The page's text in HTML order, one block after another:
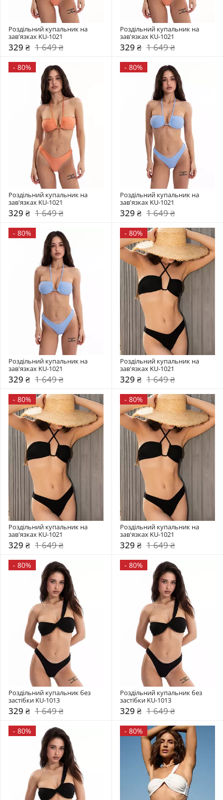
Роздільний купальник на
зав'язках KU-1021
329 ₴ 1 649 ₴
Роздільний купальник на
зав'язках KU-1021
329 ₴ 1 649 ₴
- 80%
Роздільний купальник на
зав'язках KU-1021
329 ₴ 1 649 ₴
- 80%
Роздільний купальник на
зав'язках KU-1021
329 ₴ 1 649 ₴
- 80%
Роздільний купальник на
зав'язках KU-1021
329 ₴ 1 649 ₴
- 80%
Роздільний купальник на
зав'язках KU-1021
329 ₴ 1 649 ₴
- 80%
Роздільний купальник на
зав'язках KU-1021
329 ₴ 1 649 ₴
- 80%
Роздільний купальник на
зав'язках KU-1021
329 ₴ 1 649 ₴
- 80%
Роздільний купальник без
застібки KU-1013
329 ₴ 1 649 ₴
- 80%
Роздільний купальник без
застібки KU-1013
329 ₴ 1 649 ₴
- 80% - 80%